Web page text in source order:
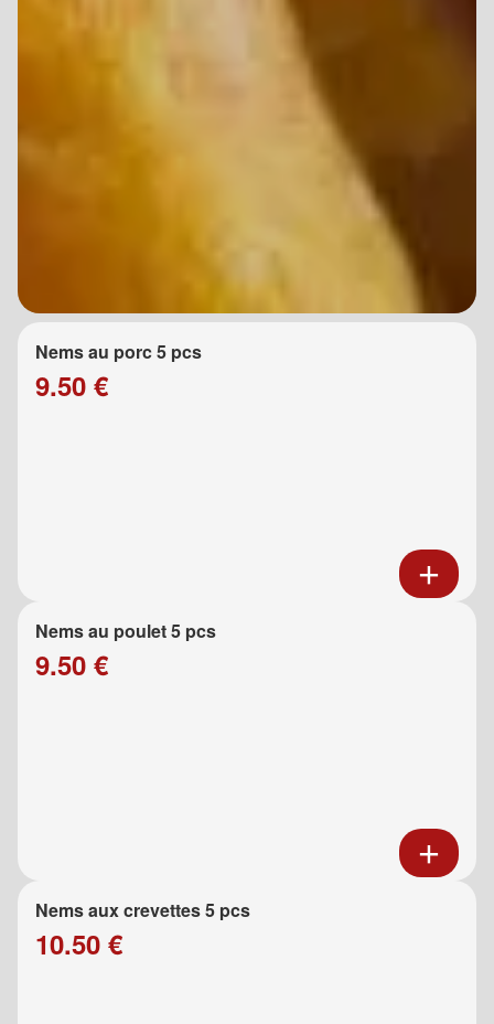
Nems au porc 5 pcs
9.50 €
Nems au poulet 5 pcs
9.50 €
Nems aux crevettes 5 pcs
10.50 €